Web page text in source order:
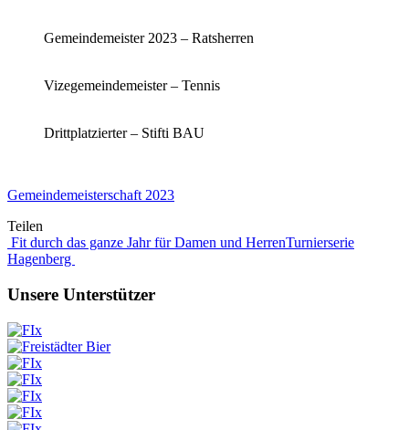
Gemeindemeister 2023 – Ratsherren
Vizegemeindemeister – Tennis
Drittplatzierter – Stifti BAU
Gemeindemeisterschaft 2023
Teilen
Beitragsnavigation
Fit durch das ganze Jahr für Damen und HerrenTurnierserie
Hagenberg
Unsere Unterstützer